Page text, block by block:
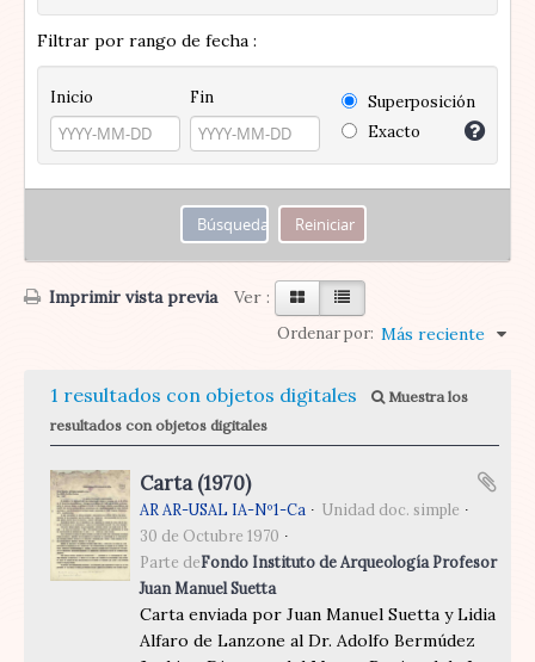
Filtrar por rango de fecha :
Inicio Fin
Superposición
Exacto
Imprimir vista previa Ver :
Ordenar por: Más reciente
1 resultados con objetos digitales
Muestra los
resultados con objetos digitales
Carta (1970)
AR AR-USAL IA-Nº1-Ca
Unidad doc. simple
30 de Octubre 1970
Parte deFondo Instituto de Arqueología Profesor
Juan Manuel Suetta
Carta enviada por Juan Manuel Suetta y Lidia
Alfaro de Lanzone al Dr. Adolfo Bermúdez